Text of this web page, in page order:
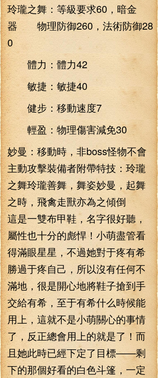
玲瓏之舞：等級要求60，暗金
器 物理防御260，法術防御28
0
體力：體力42
敏捷：敏捷40
健步：移動速度7
輕盈：物理傷害減免30
妙曼：移動時，非boss怪物不會
主動攻擊裝備者附帶特技：玲瓏
之舞玲瓏善舞，舞姿妙曼，起舞
之時，飛禽走獸亦為之傾倒
這是一雙布甲鞋，名字很好聽，
屬性也十分的彪悍！小萌盡管看
得滿眼星星，不過她對于疼有希
勝過于疼自己，所以沒有任何不
滿地，很是開心地將鞋子搶到手
交給有希，至于有希什么時候能
用上，這就不是小萌關心的事情
了，反正總會用上的就是了！而
且她此時已經下定了目標——剩
下的那個好看的白色斗篷，一定